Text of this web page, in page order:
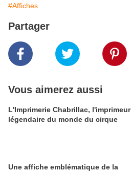
#Affiches
Partager
Vous aimerez aussi
L'Imprimerie Chabrillac, l'imprimeur
légendaire du monde du cirque
Une affiche emblématique de la